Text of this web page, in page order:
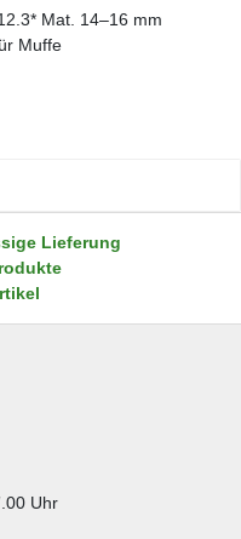
Mat. 14–16 mm
Muffe
Lieferung
Uhr